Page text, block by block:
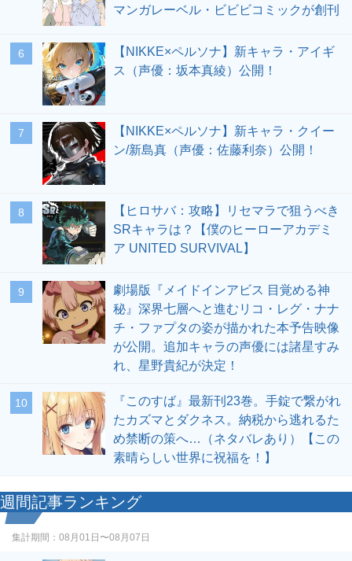
マンガレーベル・ビビビコミックが創刊
6
【NIKKE×ペルソナ】新キャラ・アイギ
ス（声優：坂本真綾）公開！
7
【NIKKE×ペルソナ】新キャラ・クイー
ン/新島真（声優：佐藤利奈）公開！
8
【ヒロサバ：攻略】リセマラで狙うべき
SRキャラは？【僕のヒーローアカデミ
ア UNITED SURVIVAL】
9
劇場版『メイドインアビス 目覚める神
秘』深界七層へと進むリコ・レグ・ナナ
チ・ファプタの姿が描かれた本予告映像
が公開。追加キャラの声優には諸星すみ
れ、星野貴紀が決定！
10
『このすば』最新刊23巻。手錠で繋がれ
たカズマとダクネス。納税から逃れるた
め禁断の策へ…（ネタバレあり）【この
素晴らしい世界に祝福を！】
週間記事ランキング
集計期間： 08月01日〜08月07日